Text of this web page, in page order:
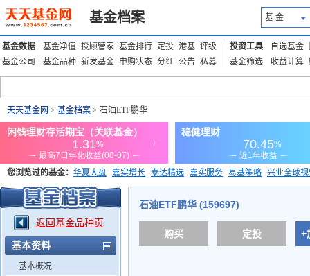
基金档案 基 金
基金数据 基金净值 投顾管家 基金排行 定投 港基 评级
基金公司
基金品种 新发基金 申购状态 分红 公告 私募
投资工具 自选基金
基金筛选
收益计算
天天基金网 > 基金档案 > 石油ETF鹏华
您浏览过的基金： 华夏大盘 嘉实增长 泰达精选 嘉实服务 易基策略 兴业全球
添富优势 华安宏利 上证180价值ETF
返回基金品种页
基本资料
基本概况
石油ETF鹏华 (159697)
购买 定投 +